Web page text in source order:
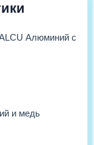
Алюминий с
и медь